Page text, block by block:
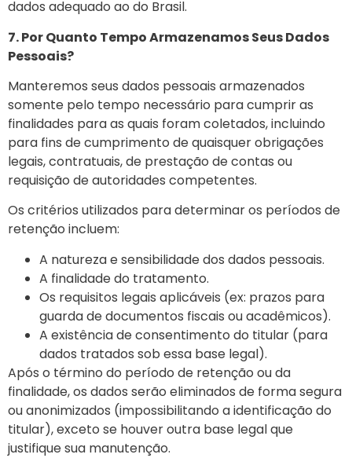
dados adequado ao do Brasil.
7. Por Quanto Tempo Armazenamos Seus Dados
Pessoais?
Manteremos seus dados pessoais armazenados
somente pelo tempo necessário para cumprir as
finalidades para as quais foram coletados, incluindo
para fins de cumprimento de quaisquer obrigações
legais, contratuais, de prestação de contas ou
requisição de autoridades competentes.
Os critérios utilizados para determinar os períodos de
retenção incluem:
A natureza e sensibilidade dos dados pessoais.
A finalidade do tratamento.
Os requisitos legais aplicáveis (ex: prazos para
guarda de documentos fiscais ou acadêmicos).
A existência de consentimento do titular (para
dados tratados sob essa base legal).
Após o término do período de retenção ou da
finalidade, os dados serão eliminados de forma segura
ou anonimizados (impossibilitando a identificação do
titular), exceto se houver outra base legal que
justifique sua manutenção.